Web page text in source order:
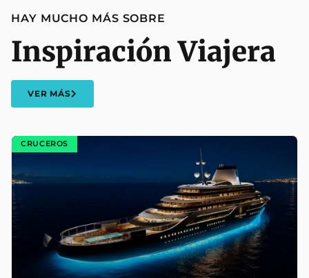
HAY MUCHO MÁS SOBRE
Inspiración Viajera
VER MÁS
CRUCEROS